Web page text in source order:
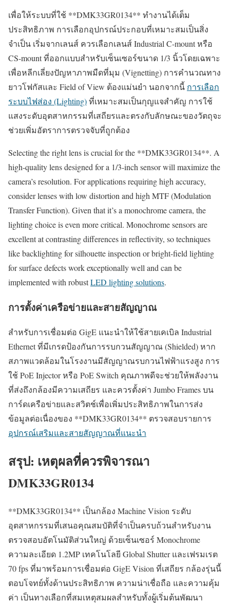
เพื่อให้ระบบที่ใช้ **DMK33GR0134** ทำงานได้เต็ม
ประสิทธิภาพ การเลือกอุปกรณ์ประกอบที่เหมาะสมเป็นสิ่ง
จำเป็น เริ่มจากเลนส์ ควรเลือกเลนส์ Industrial C-mount หรือ
CS-mount ที่ออกแบบสำหรับเซ็นเซอร์ขนาด 1/3 นิ้วโดยเฉพาะ
เพื่อหลีกเลี่ยงปัญหาภาพมืดที่มุม (Vignetting) การคำนวณทาง
ยาวโฟกัสและ Field of View ต้องแม่นยำ นอกจากนี้ การเลือก
ระบบไฟส่อง (Lighting)ที่เหมาะสมเป็นกุญแจสำคัญ การใช้
แสงระดับอุตสาหกรรมที่เสถียรและตรงกับลักษณะของวัตถุจะ
ช่วยเพิ่มอัตราการตรวจจับที่ถูกต้อง
Selecting the right lens is crucial for the **DMK33GR0134**. A
high-quality lens designed for a 1/3-inch sensor will maximize the
camera’s resolution. For applications requiring high accuracy,
consider lenses with low distortion and high MTF (Modulation
Transfer Function). Given that it’s a monochrome camera, the
lighting choice is even more critical. Monochrome sensors are
excellent at contrasting differences in reflectivity, so techniques
like backlighting for silhouette inspection or bright-field lighting
for surface defects work exceptionally well and can be
implemented with robustLED lighting solutions.
การตั้งค่าเครือข่ายและสายสัญญาณ
สำหรับการเชื่อมต่อ GigE แนะนำให้ใช้สายเคเบิล Industrial
Ethernet ที่มีเกรดป้องกันการรบกวนสัญญาณ (Shielded) หาก
สภาพแวดล้อมในโรงงานมีสัญญาณรบกวนไฟฟ้าแรงสูง การ
ใช้ PoE Injector หรือ PoE Switch คุณภาพดีจะช่วยให้พลังงาน
ที่ส่งถึงกล้องมีความเสถียร และควรตั้งค่า Jumbo Frames บน
การ์ดเครือข่ายและสวิตช์เพื่อเพิ่มประสิทธิภาพในการส่ง
ข้อมูลต่อเนื่องของ **DMK33GR0134** ตรวจสอบรายการ
อุปกรณ์เสริมและสายสัญญาณที่แนะนำ
สรุป: เหตุผลที่ควรพิจารณา
DMK33GR0134
**DMK33GR0134** เป็นกล้อง Machine Vision ระดับ
อุตสาหกรรมที่เสนอคุณสมบัติที่จำเป็นครบถ้วนสำหรับงาน
ตรวจสอบอัตโนมัติส่วนใหญ่ ด้วยเซ็นเซอร์ Monochrome
ความละเอียด 1.2MP เทคโนโลยี Global Shutter และเฟรมเรต
70 fps ที่มาพร้อมการเชื่อมต่อ GigE Vision ที่เสถียร กล้องรุ่นนี้
ตอบโจทย์ทั้งด้านประสิทธิภาพ ความน่าเชื่อถือ และความคุ้ม
ค่า เป็นทางเลือกที่สมเหตุสมผลสำหรับทั้งผู้เริ่มต้นพัฒนา